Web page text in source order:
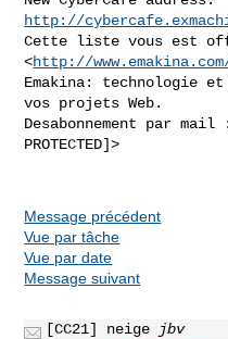
http://
Cette liste vous est
<http://
Emakina: technologie
vos projets Web.
Desabonnement par mail
PROTECTED]>
Message précédent
Vue par tâche
Vue par date
Message suivant
[CC21] neige
jbv